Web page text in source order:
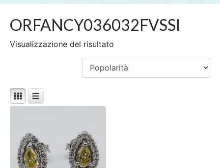
ORFANCY036032FVSSI
Visualizzazione del risultato